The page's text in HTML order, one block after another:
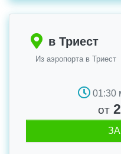
в Триест
Из аэропорта в Триест
01:30
от